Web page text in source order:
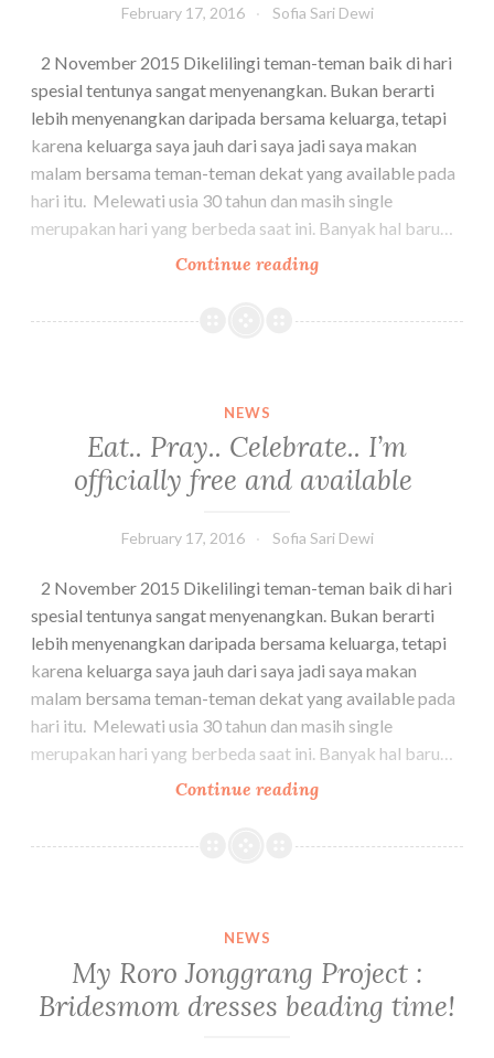
sebelum
untuk
kesehatanmu
February 17, 2016 Sofia Sari Dewi
2 November 2015 Dikelilingi teman-teman baik di hari
spesial tentunya sangat menyenangkan. Bukan berarti
lebih menyenangkan daripada bersama keluarga, tetapi
karena keluarga saya jauh dari saya jadi saya makan
malam bersama teman-teman dekat yang available pada
hari itu. Melewati usia 30 tahun dan masih single
merupakan hari yang berbeda saat ini. Banyak hal baru…
Continue readingEat..
Celebrate..
available
NEWS
Eat.. Pray.. Celebrate.. I’m
officially free and available
February 17, 2016 Sofia Sari Dewi
2 November 2015 Dikelilingi teman-teman baik di hari
spesial tentunya sangat menyenangkan. Bukan berarti
lebih menyenangkan daripada bersama keluarga, tetapi
karena keluarga saya jauh dari saya jadi saya makan
malam bersama teman-teman dekat yang available pada
hari itu. Melewati usia 30 tahun dan masih single
merupakan hari yang berbeda saat ini. Banyak hal baru…
Continue readingEat..
Celebrate..
available
NEWS
My Roro Jonggrang Project :
Bridesmom dresses beading time!